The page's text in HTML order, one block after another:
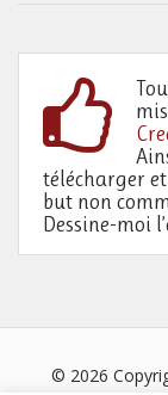
télécharger
but non
Dessine-moi
© 2026